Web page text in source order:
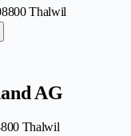
8800 Thalwil
AG
Thalwil